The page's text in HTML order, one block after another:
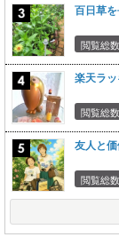
百日草
閲覧総
楽天ラッ
閲覧総
友人と
閲覧総